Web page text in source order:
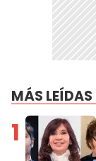
MÁS LEÍDAS
1